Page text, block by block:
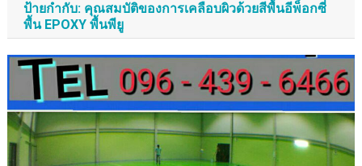
ป้ายกำกับ: คุณสมบัติของการเคลือบผิวด้วยสีพื้นอีพ็อกซี่
พื้น EPOXY พื้นพียู